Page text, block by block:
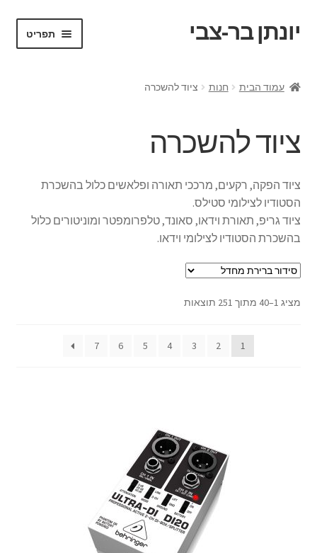
דלג
לניווט
לדלג
לתוכן
יונתן בר-צבי תפריט
Request a Quote
VR test
אודות
יומן תאריכים פנויים
מכשיר טלפרומפטר להשכרה
עמוד הבית חנות ציוד להשכרה
ציוד להשכרה
ציוד הפקה, רקעים, מרככי תאורה ופלאשים כלול בהשכרת
הסטודיו לצילומי סטילס.
ציוד גריפ, תאורת וידאו, סאונד, טלפרומפטר ומוניטורים כלול
בהשכרת הסטודיו לצילומי וידאו.
מציג 1–40 מתוך 251 תוצאות
1
2
3
4
5
6
7